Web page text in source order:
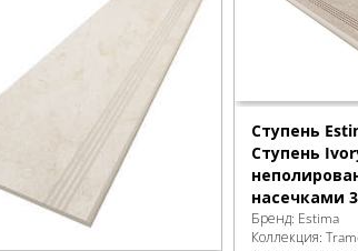
Ступень
Ступень
насечками
Бренд: Estima
Коллекция: